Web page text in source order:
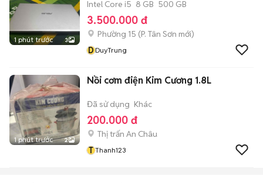
1 phút trước 3
Intel Core i5 8 GB 500 GB
3.500.000 đ
Phường 15 (P. Tân Sơn mới)
DDuyTrung
1 phút trước 2
Nồi cơm điện Kim Cương 1.8L
Đã sử dụng Khác
200.000 đ
Thị trấn An Châu
T Thanh123